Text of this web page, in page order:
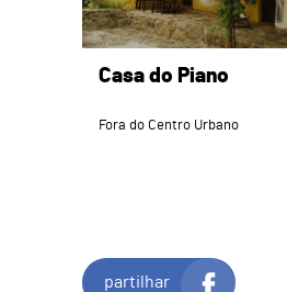
Casa do Piano
Fora do Centro Urbano
partilhar